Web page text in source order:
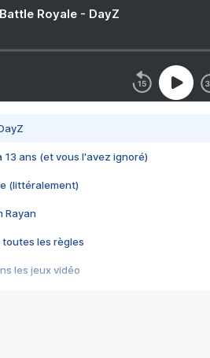
Royale - DayZ
13 ans (et vous l'avez ignoré)
(littéralement)
Rayan
toutes les règles
les jeux vidéo